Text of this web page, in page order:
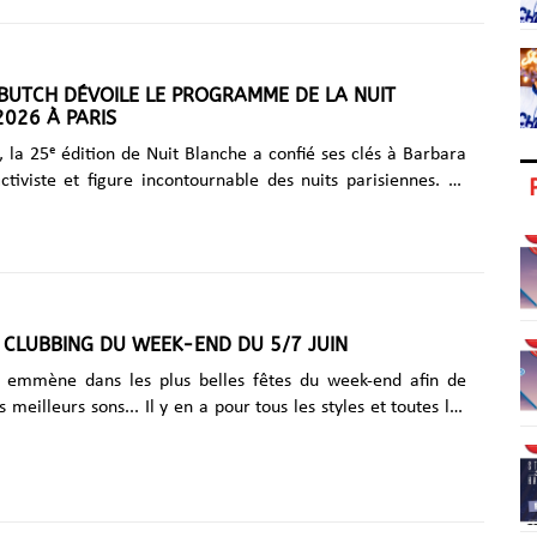
des fiertés. « Merci New York, je vous aime. Joyeuse
DÉVOILE LE PROGRAMME DE LA NUIT
À PARIS
la 25ᵉ édition de Nuit Blanche a confié ses clés à Barbara
et figure incontournable des nuits parisiennes. Le
plus courtes, mais plus chaudes. En voici le programme !
123 projets artistiques répartis dans toute la ville
CLUBBING DU WEEK-END DU 5/7 JUIN
emmène dans les plus belles fêtes du week-end afin de
meilleurs sons... Il y en a pour tous les styles et toutes les